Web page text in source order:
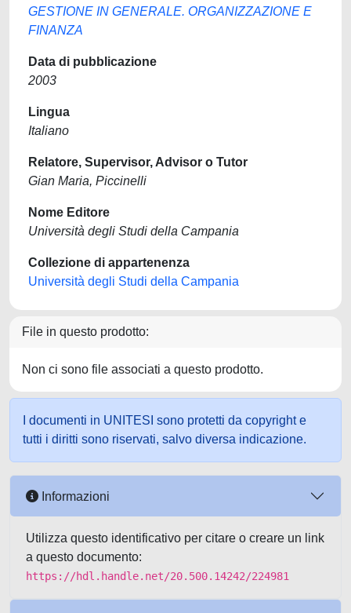
GESTIONE IN GENERALE. ORGANIZZAZIONE E
FINANZA
Data di pubblicazione
2003
Lingua
Italiano
Relatore, Supervisor, Advisor o Tutor
Gian Maria, Piccinelli
Nome Editore
Università degli Studi della Campania
Collezione di appartenenza
Università degli Studi della Campania
File in questo prodotto:
Non ci sono file associati a questo prodotto.
I documenti in UNITESI sono protetti da copyright e
tutti i diritti sono riservati, salvo diversa indicazione.
Informazioni
Utilizza questo identificativo per citare o creare un link
a questo documento:
https://hdl.handle.net/20.500.14242/224981